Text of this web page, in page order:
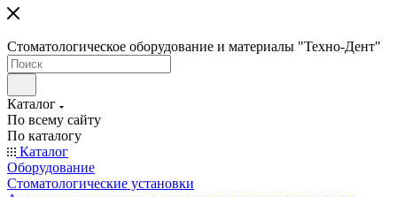
Стоматологическое оборудование и материалы "Техно-Дент"
Каталог
По всему сайту
По каталогу
Каталог
Оборудование
Стоматологические установки